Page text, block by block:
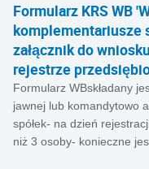
Formularz KRS WB
komplementariusze
załącznik do
rejestrze
Formularz WBskładany
jawnej lub komandytowo
spółek- na dzień
niż 3 osoby- konieczne